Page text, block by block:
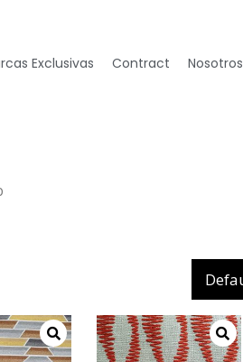
Exclusivas Contract Nosotros